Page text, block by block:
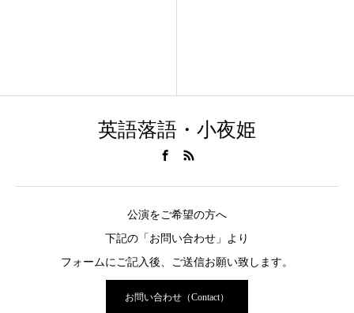
英語落語・小夜姫
公演をご希望の方へ
下記の「お問い合わせ」より
フォームにご記入後、ご送信お願い致します。
お問い合わせ（Contact）